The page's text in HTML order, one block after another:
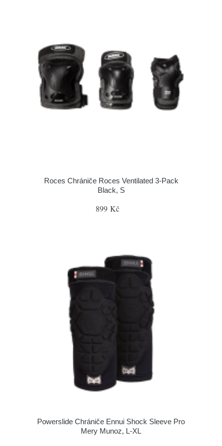
Roces Chrániče Roces Ventilated 3-Pack
Black, S
899 Kč
Powerslide Chrániče Ennui Shock Sleeve Pro
Mery Munoz, L-XL